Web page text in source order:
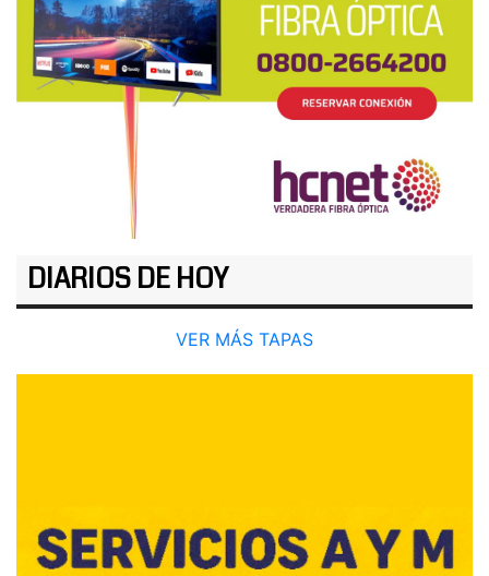
DIARIOS DE HOY
VER MÁS TAPAS